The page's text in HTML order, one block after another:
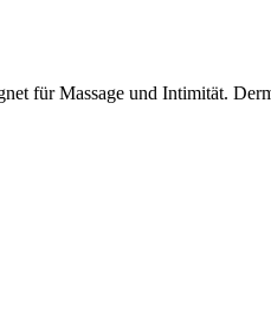
für Massage und Intimität.